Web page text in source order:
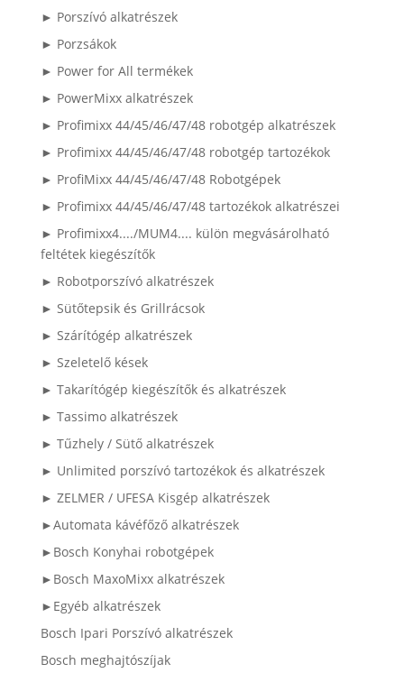
► Porszívó alkatrészek
► Porzsákok
► Power for All termékek
► PowerMixx alkatrészek
► Profimixx 44/45/46/47/48 robotgép alkatrészek
► Profimixx 44/45/46/47/48 robotgép tartozékok
► ProfiMixx 44/45/46/47/48 Robotgépek
► Profimixx 44/45/46/47/48 tartozékok alkatrészei
► Profimixx4..../MUM4.... külön megvásárolható
feltétek kiegészítők
► Robotporszívó alkatrészek
► Sütőtepsik és Grillrácsok
► Szárítógép alkatrészek
► Szeletelő kések
► Takarítógép kiegészítők és alkatrészek
► Tassimo alkatrészek
► Tűzhely / Sütő alkatrészek
► Unlimited porszívó tartozékok és alkatrészek
► ZELMER / UFESA Kisgép alkatrészek
►Automata kávéfőző alkatrészek
►Bosch Konyhai robotgépek
►Bosch MaxoMixx alkatrészek
►Egyéb alkatrészek
Bosch Ipari Porszívó alkatrészek
Bosch meghajtószíjak